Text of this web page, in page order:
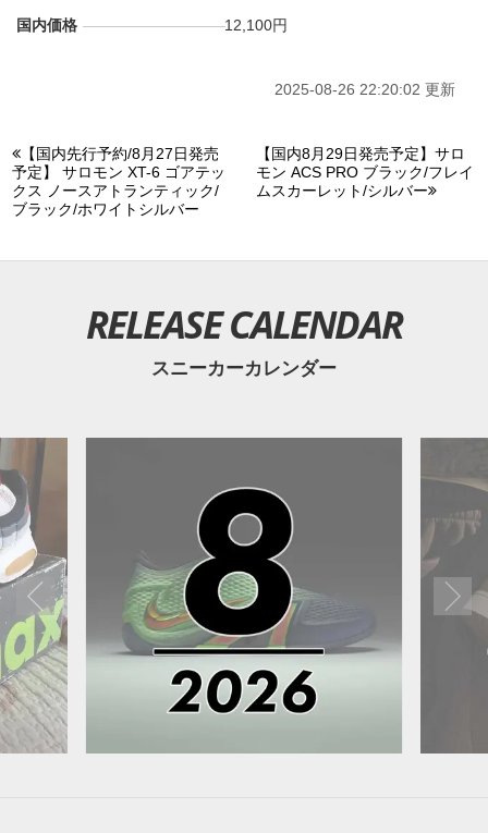
国内価格 12,100円
2025-08-26 22:20:02 更新
【国内先行予約/8月27日発売
予定】 サロモン XT-6 ゴアテッ
クス ノースアトランティック/
ブラック/ホワイトシルバー
【国内8月29日発売予定】サロ
モン ACS PRO ブラック/フレイ
ムスカーレット/シルバー
RELEASE CALENDAR
スニーカーカレンダー